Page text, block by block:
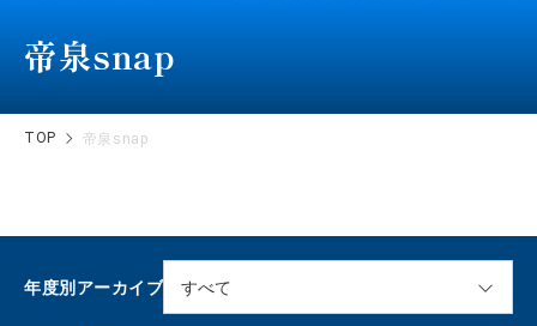
帝泉snap
TOP 帝泉snap
年度別アーカイブ